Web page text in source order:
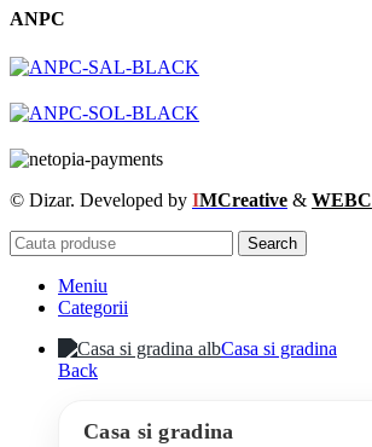
ANPC
© Dizar. Developed by IMCreative & WEBC
Search
Meniu
Categorii
Casa si gradina
Back
Casa si gradina